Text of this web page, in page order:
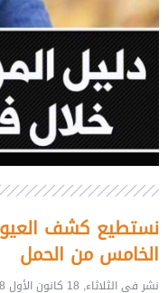
نستطيع كشف
الخامس من الحمل
نشر في الثلاثاء, 18 كانون الأول 2018